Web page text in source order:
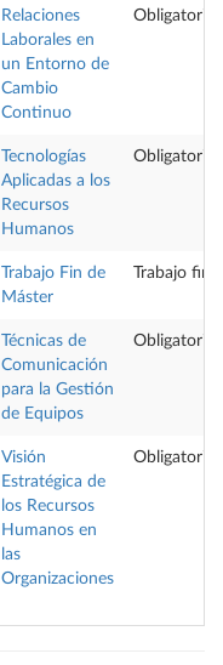
Relaciones
Laborales en
un Entorno de
Cambio
Continuo
Obligatoria
Tecnologías
Aplicadas a los
Recursos
Humanos
Obligatoria
Trabajo Fin de
Máster
Trabajo fin
Técnicas de
Comunicación
para la Gestión
de Equipos
Obligatoria
Visión
Estratégica de
los Recursos
Humanos en
las
Organizaciones
Obligatoria